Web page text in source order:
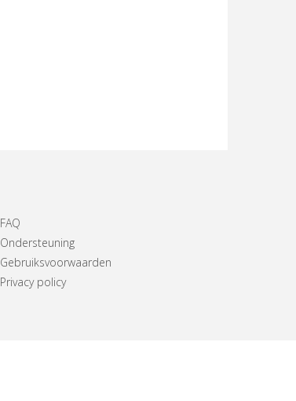
FAQ
Ondersteuning
Gebruiksvoorwaarden
Privacy policy